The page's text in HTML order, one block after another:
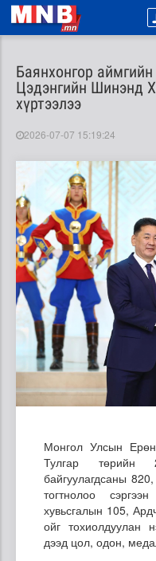
Баянхонгор
Цэдэнгийн Шинэнд
хүртээлээ
2026-07-07 15:19:24
Монгол Улсын
Тулгар
байгуулагдсаны
тогтнолоо
хувьсгалын 105,
ойг тохиолдуулан
дээд цол, одон,